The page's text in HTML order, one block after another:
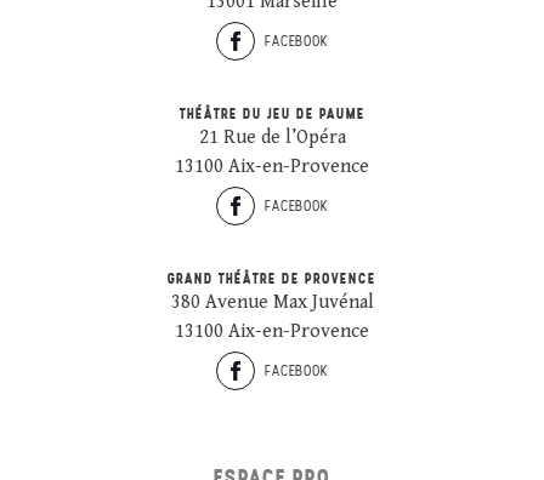
FACEBOOK
THÉÂTRE DU JEU DE PAUME
21 Rue de l’Opéra
13100 Aix-en-Provence
FACEBOOK
GRAND THÉÂTRE DE PROVENCE
380 Avenue Max Juvénal
13100 Aix-en-Provence
FACEBOOK